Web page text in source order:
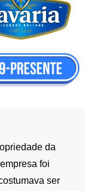
da
foi
ser